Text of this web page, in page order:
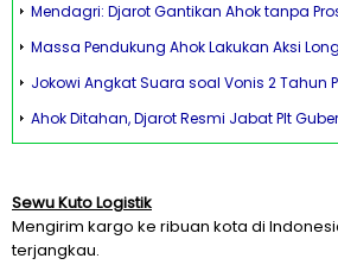
Mendagri: Djarot Gantikan Ahok tanpa
Massa Pendukung Ahok Lakukan Aksi
Jokowi Angkat Suara soal Vonis 2 Tahun
Ahok Ditahan, Djarot Resmi Jabat Plt
Sewu Kuto Logistik
Mengirim kargo ke ribuan kota di
terjangkau.